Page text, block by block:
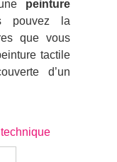
peinture
pouvez la
que vous
tactile
d’un